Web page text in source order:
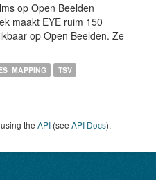
op Open Beelden
maakt EYE ruim 150
op Open Beelden. Ze
TSV
the API (see API Docs).